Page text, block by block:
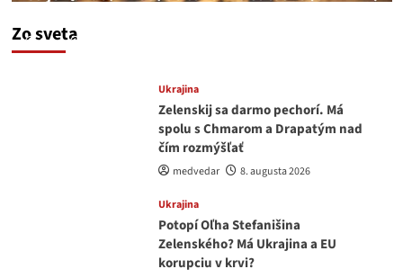
Zo sveta
feren
Ukrajina
Zelenskij sa darmo pechorí. Má
spolu s Chmarom a Drapatým nad
čím rozmýšľať
medvedar 8. augusta 2026
Ukrajina
Potopí Oľha Stefanišina
Zelenského? Má Ukrajina a EU
korupciu v krvi?